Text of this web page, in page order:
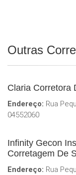
Outras
Claria Corretora
Endereço: Rua
04552060
Infinity Gecon
Corretagem De
Endereço: Rua